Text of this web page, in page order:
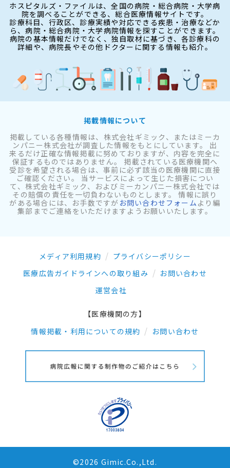
ホスピタルズ・ファイルは、全国の病院・総合病院・大学病
院を調べることができる、総合医療情報サイトです。
診療科目、行政区、診療実績や対応できる疾患・治療などか
ら、病院・総合病院・大学病院情報を探すことができます。
病院の基本情報だけでなく、独自取材に基づき、各診療科の
詳細や、病院長やその他ドクターに関する情報も紹介。
掲載情報について
掲載している各種情報は、株式会社ギミック、またはミーカ
ンパニー株式会社が調査した情報をもとにしています。 出
来るだけ正確な情報掲載に努めておりますが、内容を完全に
保証するものではありません。 掲載されている医療機関へ
受診を希望される場合は、事前に必ず該当の医療機関に直接
ご確認ください。 当サービスによって生じた損害につい
て、株式会社ギミック、およびミーカンパニー株式会社では
その賠償の責任を一切負わないものとします。 情報に誤り
がある場合には、お手数ですが お問い合わせフォーム より編
集部までご連絡をいただけますようお願いいたします。
メディア利用規約
プライバシーポリシー
医療広告ガイドラインへの取り組み
お問い合わせ
運営会社
【医療機関の方】
情報掲載・利用についての規約
お問い合わせ
©2026 Gimic.Co.,Ltd.